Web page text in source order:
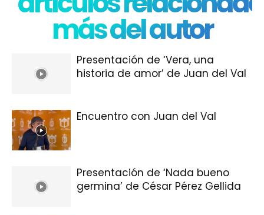
más del autor
Presentación de ‘Vera, una
historia de amor’ de Juan del Val
Encuentro con Juan del Val
Presentación de ‘Nada bueno
germina’ de César Pérez Gellida